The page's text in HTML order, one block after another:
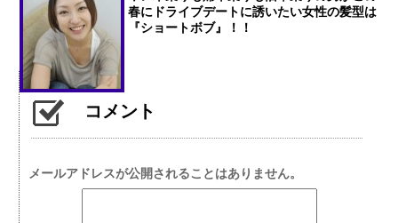
春にドライブデートに誘いたい女性の髪型は
『ショートボブ』！！
コメント
メールアドレスが公開されることはありません。